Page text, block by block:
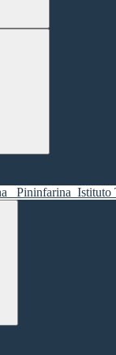
Pininfarina Istituto